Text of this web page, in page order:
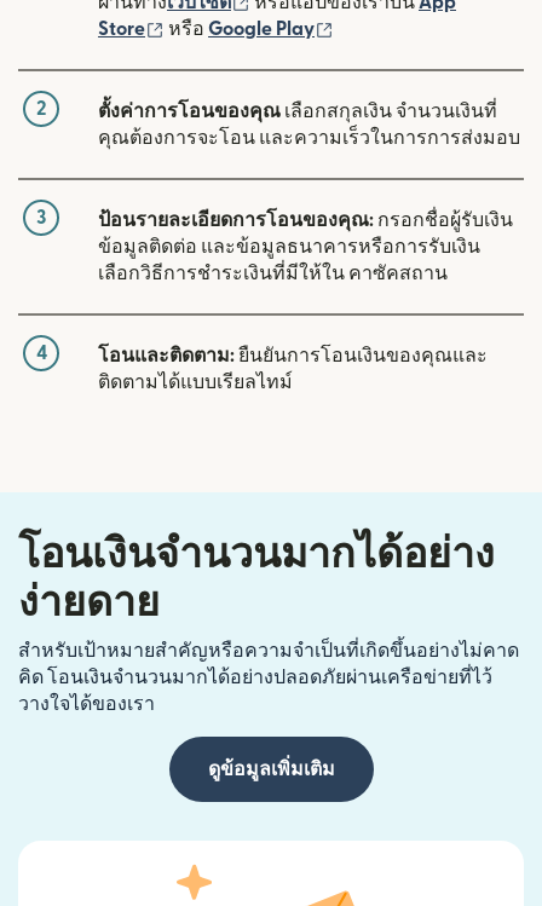
Store
(เปิดในหน้าต่างใหม่)
หรือ Google Play
2 ตั้งค่าการโอนของคุณ เลือกสกุลเงิน จำนวนเงินที่
คุณต้องการจะโอน และความเร็วในการการส่งมอบ
3 ป้อนรายละเอียดการโอนของคุณ: กรอกชื่อผู้รับเงิน
ข้อมูลติดต่อ และข้อมูลธนาคารหรือการรับเงิน
เลือกวิธีการชำระเงินที่มีให้ใน คาซัคสถาน
4 โอนและติดตาม:ยืนยันการโอนเงินของคุณและ
ติดตามได้แบบเรียลไทม์
โอนเงินจำนวนมากได้อย่าง
ง่ายดาย
สำหรับเป้าหมายสำคัญหรือความจำเป็นที่เกิดขึ้นอย่างไม่คาด
คิด โอนเงินจำนวนมากได้อย่างปลอดภัยผ่านเครือข่ายที่ไว้
วางใจได้ของเรา
ดูข้อมูลเพิ่มเติม